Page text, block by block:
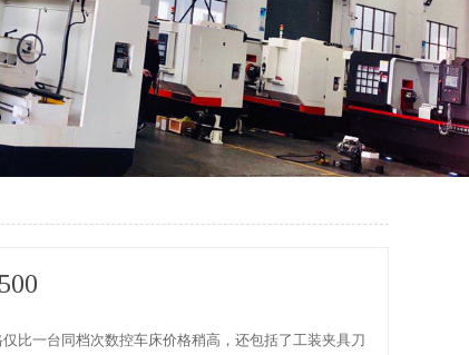
比一台同档次数控车床价格稍高，还包括了工装夹具刀